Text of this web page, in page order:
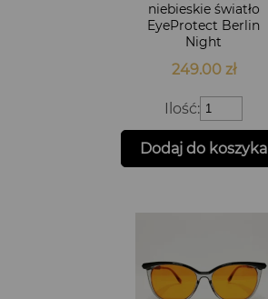
niebieskie światło
EyeProtect Berlin
Night
249.00 zł
Ilość:ilość
Okulary
blokujące
niebieskie
światło
Dodaj do koszyka